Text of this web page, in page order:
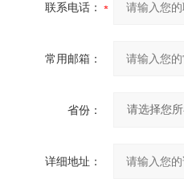
联系电话：
常用邮箱：
省份：
详细地址：